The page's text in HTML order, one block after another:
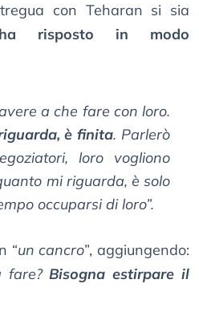
con Teharan si sia
risposto in modo
a che fare con loro.
è finita. Parlerò
loro vogliono
mi riguarda, è solo
occuparsi di loro”.
“un cancro”, aggiungendo:
fare?Bisogna estirpare il